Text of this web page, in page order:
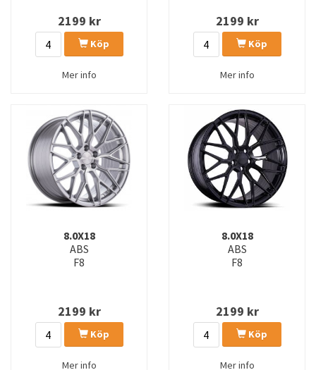
2199 kr
Köp
Mer info
2199 kr
Köp
Mer info
8.0X18
ABS
F8
2199 kr
Köp
Mer info
8.0X18
ABS
F8
2199 kr
Köp
Mer info